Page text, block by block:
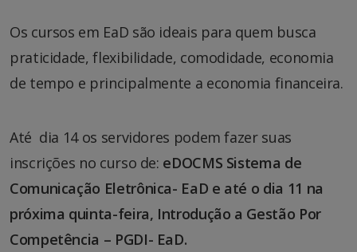
Os cursos em EaD são ideais para quem busca
praticidade, flexibilidade, comodidade, economia
de tempo e principalmente a economia financeira.
Até dia 14 os servidores podem fazer suas
inscrições no curso de: eDOCMS Sistema de
Comunicação Eletrônica- EaD e até o dia 11 na
próxima quinta-feira, Introdução a Gestão Por
Competência – PGDI- EaD.